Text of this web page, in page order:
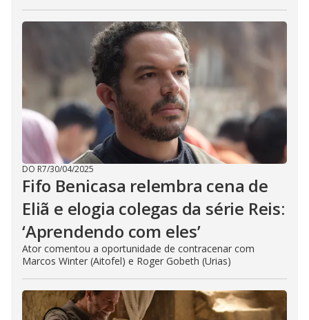
DO R7/30/04/2025
Fifo Benicasa relembra cena de
Eliã e elogia colegas da série Reis:
‘Aprendendo com eles’
Ator comentou a oportunidade de contracenar com
Marcos Winter (Aitofel) e Roger Gobeth (Urias)